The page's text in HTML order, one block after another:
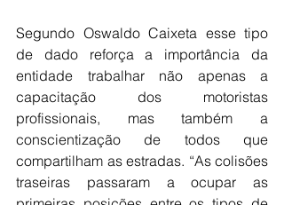
Segundo Oswaldo Caixeta esse tipo
de dado reforça a importância da
entidade trabalhar não apenas a
capacitação dos motoristas
profissionais, mas também a
conscientização de todos que
compartilham as estradas. “As colisões
traseiras passaram a ocupar as